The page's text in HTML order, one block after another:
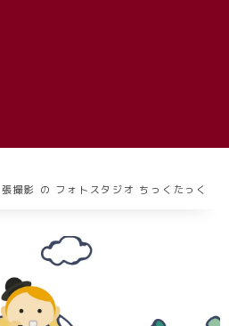
撮影 の フォトスタジオ ちっくたっく